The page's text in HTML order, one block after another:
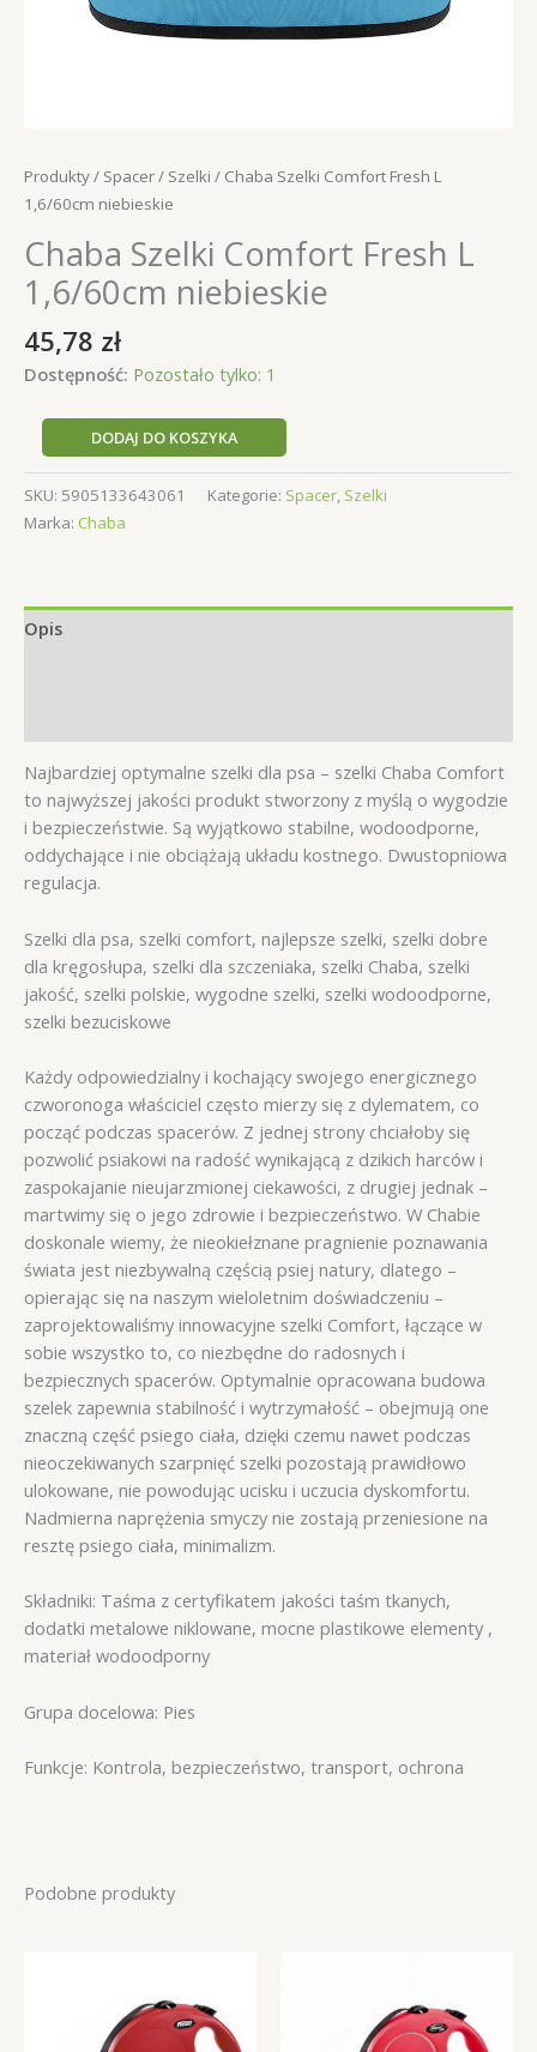
Produkty/ Spacer/ Szelki / Chaba Szelki Comfort Fresh L
1,6/60cm niebieskie
Chaba Szelki Comfort Fresh L
1,6/60cm niebieskie
45,78 zł
Dostępność: Pozostało tylko: 1
ilość
Chaba
Szelki
Comfort
niebieskie
DODAJ DO KOSZYKA
SKU: 5905133643061 Kategorie: Spacer, Szelki
Marka: Chaba
Opis
Najbardziej optymalne szelki dla psa – szelki Chaba Comfort
to najwyższej jakości produkt stworzony z myślą o wygodzie
i bezpieczeństwie. Są wyjątkowo stabilne, wodoodporne,
oddychające i nie obciążają układu kostnego. Dwustopniowa
regulacja.
Szelki dla psa, szelki comfort, najlepsze szelki, szelki dobre
dla kręgosłupa, szelki dla szczeniaka, szelki Chaba, szelki
jakość, szelki polskie, wygodne szelki, szelki wodoodporne,
szelki bezuciskowe
Każdy odpowiedzialny i kochający swojego energicznego
czworonoga właściciel często mierzy się z dylematem, co
począć podczas spacerów. Z jednej strony chciałoby się
pozwolić psiakowi na radość wynikającą z dzikich harców i
zaspokajanie nieujarzmionej ciekawości, z drugiej jednak –
martwimy się o jego zdrowie i bezpieczeństwo. W Chabie
doskonale wiemy, że nieokiełznane pragnienie poznawania
świata jest niezbywalną częścią psiej natury, dlatego –
opierając się na naszym wieloletnim doświadczeniu –
zaprojektowaliśmy innowacyjne szelki Comfort, łączące w
sobie wszystko to, co niezbędne do radosnych i
bezpiecznych spacerów. Optymalnie opracowana budowa
szelek zapewnia stabilność i wytrzymałość – obejmują one
znaczną część psiego ciała, dzięki czemu nawet podczas
nieoczekiwanych szarpnięć szelki pozostają prawidłowo
ulokowane, nie powodując ucisku i uczucia dyskomfortu.
Nadmierna naprężenia smyczy nie zostają przeniesione na
resztę psiego ciała, minimalizm.
Składniki: Taśma z certyfikatem jakości taśm tkanych,
dodatki metalowe niklowane, mocne plastikowe elementy ,
materiał wodoodporny
Grupa docelowa: Pies
Funkcje: Kontrola, bezpieczeństwo, transport, ochrona
Podobne produkty